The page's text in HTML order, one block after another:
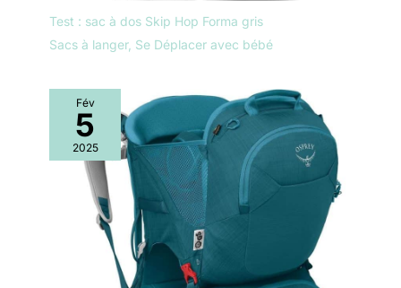
Test : sac à dos Skip Hop Forma gris
Sacs à langer, Se Déplacer avec bébé
Fév
5
2025